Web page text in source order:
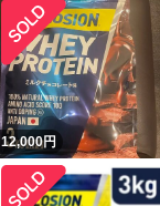
12,000円